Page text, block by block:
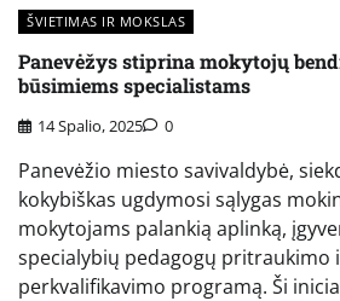
ŠVIETIMAS IR MOKSLAS
Panevėžys stiprina mokytojų
būsimiems specialistams
14 Spalio, 2025 0
Panevėžio miesto savivaldybė,
kokybiškas ugdymosi sąlygas
mokytojams palankią aplinką,
specialybių pedagogų pritraukimo
perkvalifikavimo programą. Ši